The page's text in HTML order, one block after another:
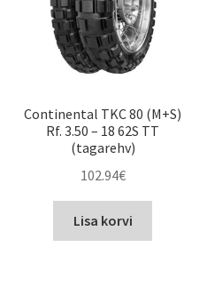
Continental TKC 80 (M+S)
Rf. 3.50 – 18 62S TT
(tagarehv)
102.94€
Lisa korvi